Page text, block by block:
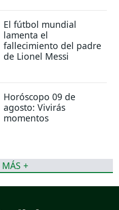
El fútbol mundial
lamenta el
fallecimiento del padre
de Lionel Messi
Horóscopo 09 de
agosto: Vivirás
momentos
MÁS +